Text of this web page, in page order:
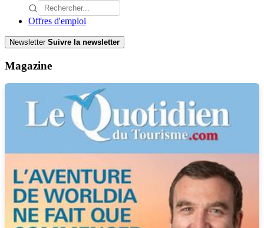
Offres d'emploi
Newsletter Suivre la newsletter
Magazine